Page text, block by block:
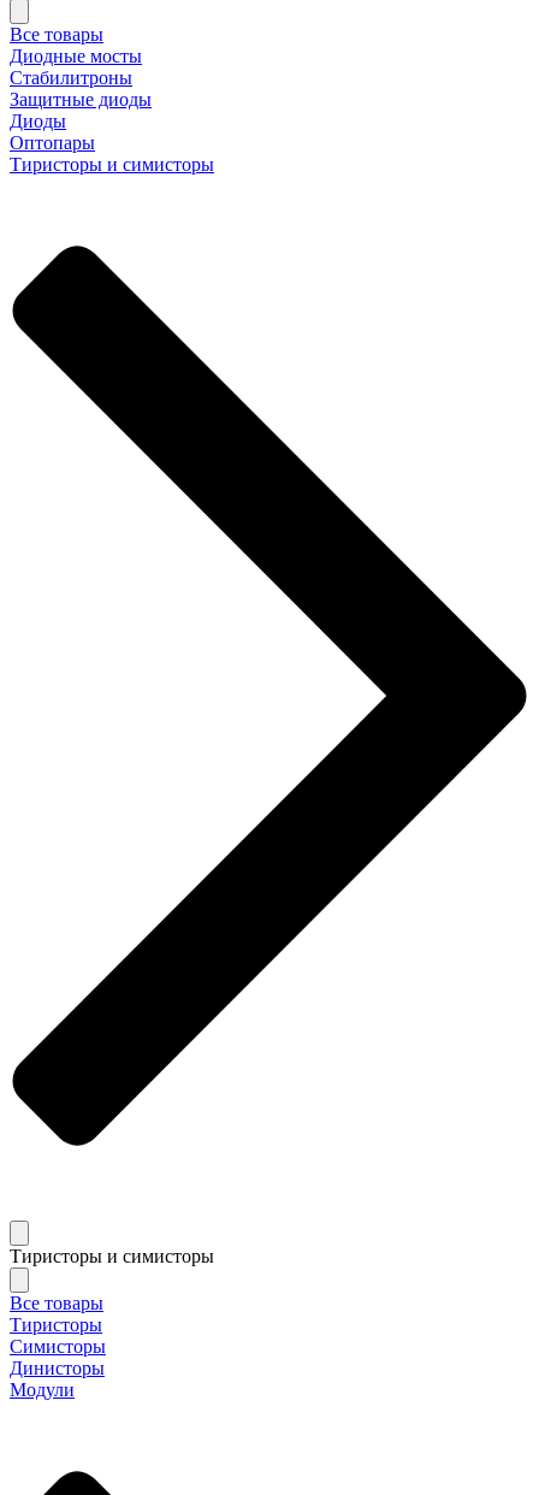
Все товары
Диодные мосты
Стабилитроны
Защитные диоды
Диоды
Оптопары
Тиристоры и симисторы
Тиристоры и симисторы
Все товары
Тиристоры
Симисторы
Динисторы
Модули